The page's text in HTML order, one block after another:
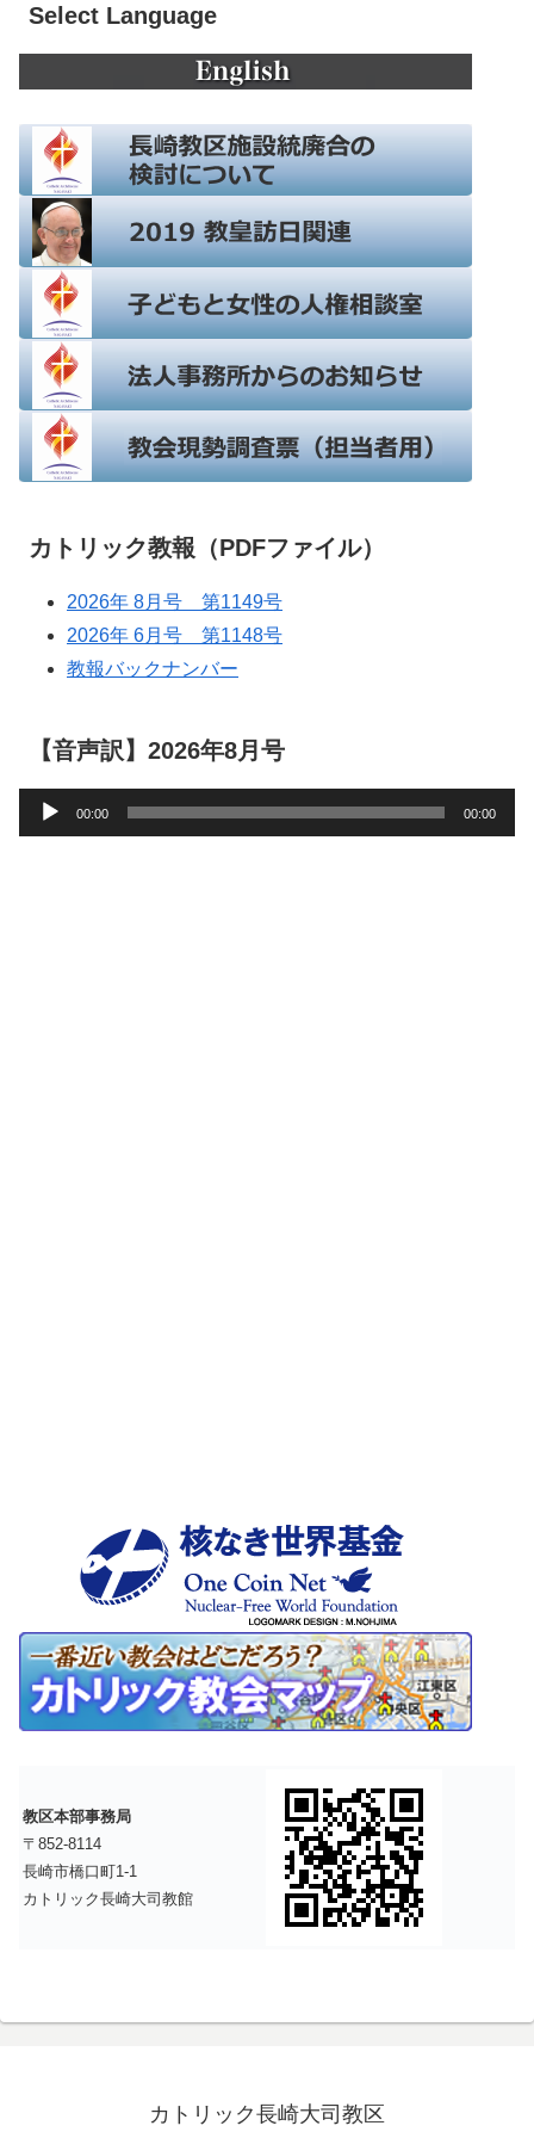
Select Language
カトリック教報（PDFファイル）
2026年 8月号 第1149号
2026年 6月号 第1148号
教報バックナンバー
【音声訳】2026年8月号
声
00:00 00:00
教区本部事務局
〒852-8114
長崎市橋口町1-1
カトリック長崎大司教館
カトリック長崎大司教区